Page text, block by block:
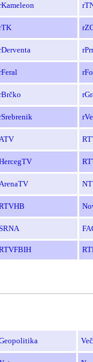
ameleon rT
TK
VFBIH